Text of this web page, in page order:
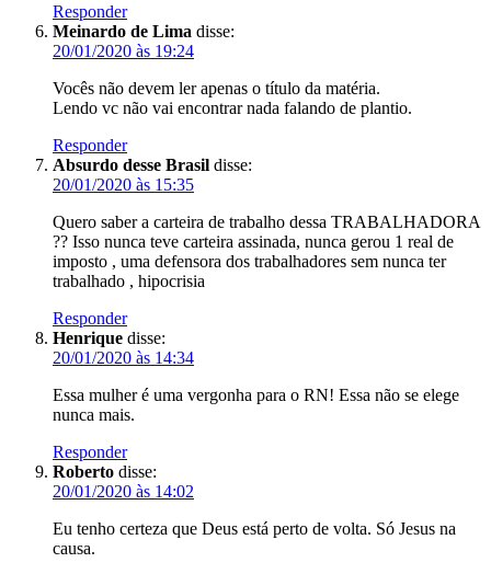
Responder
Meinardo de Lima disse:
20/01/2020 às 19:24
Vocês não devem ler apenas o título da matéria.
Lendo vc não vai encontrar nada falando de plantio.
Responder
Absurdo desse Brasil disse:
20/01/2020 às 15:35
Quero saber a carteira de trabalho dessa TRABALHADORA
?? Isso nunca teve carteira assinada, nunca gerou 1 real de
imposto , uma defensora dos trabalhadores sem nunca ter
trabalhado , hipocrisia
Responder
Henrique disse:
20/01/2020 às 14:34
Essa mulher é uma vergonha para o RN! Essa não se elege
nunca mais.
Responder
Roberto disse:
20/01/2020 às 14:02
Eu tenho certeza que Deus está perto de volta. Só Jesus na
causa.